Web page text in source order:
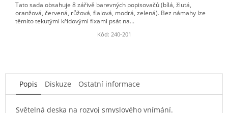
Tato sada obsahuje 8 zářivě barevných popisovačů (bílá, žlutá,
oranžová, červená, růžová, fialová, modrá, zelená). Bez námahy lze
těmito tekutými křídovými fixami psát na...
Kód: 240-201
Popis Diskuze Ostatní informace
Světelná deska na rozvoj smyslového vnímání.